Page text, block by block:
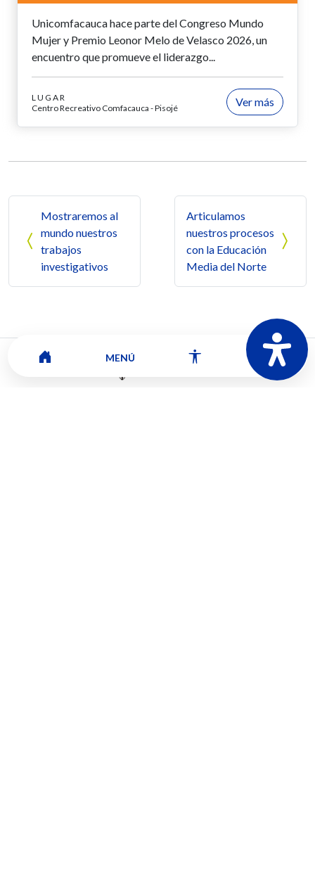
Unicomfacauca hace parte del Congreso Mundo
Mujer y Premio Leonor Melo de Velasco 2026, un
encuentro que promueve el liderazgo...
LUGAR
Centro Recreativo Comfacauca - Pisojé
Ver más
Mostraremos al
mundo nuestros
trabajos
investigativos
Articulamos
nuestros procesos
con la Educación
Media del Norte
MENÚ